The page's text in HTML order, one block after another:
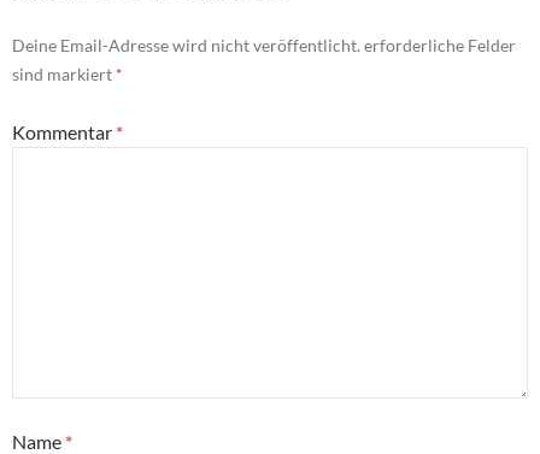
Deine Email-Adresse wird nicht veröffentlicht. erforderliche Felder
sind markiert *
Kommentar *
Name *